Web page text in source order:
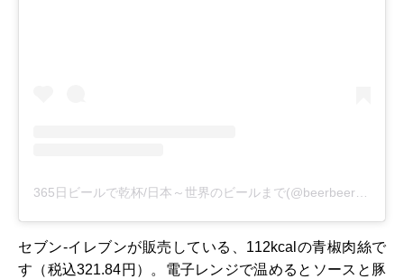
セブン-イレブンが販売している、112kcalの青椒肉絲で
す（税込321.84円）。電子レンジで温めるとソースと豚